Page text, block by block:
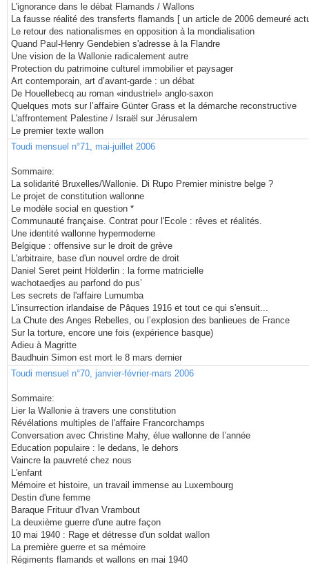
L'ignorance dans le débat Flamands / Wallons
La fausse réalité des transferts flamands [ un article de 2006 demeuré
Le retour des nationalismes en opposition à la mondialisation
Quand Paul-Henry Gendebien s'adresse à la Flandre
Une vision de la Wallonie radicalement autre
Protection du patrimoine culturel immobilier et paysager
Art contemporain, art d’avant-garde : un débat
De Houellebecq au roman «industriel» anglo-saxon
Quelques mots sur l’affaire Günter Grass et la démarche reconstructive
L'affrontement Palestine / Israël sur Jérusalem
Le premier texte wallon
Toudi mensuel n°71, mai-juillet 2006
Sommaire:
La solidarité Bruxelles/Wallonie. Di Rupo Premier ministre belge ?
Le projet de constitution wallonne
Le modèle social en question *
Communauté française. Contrat pour l'Ecole : rêves et réalités.
Une identité wallonne hypermoderne
Belgique : offensive sur le droit de grève
L'arbitraire, base d'un nouvel ordre de droit
Daniel Seret peint Hölderlin : la forme matricielle
wachotaedjes au parfond do pus’
Les secrets de l'affaire Lumumba
L'insurrection irlandaise de Pâques 1916 et tout ce qui s'ensuit...
La Chute des Anges Rebelles, ou l’explosion des banlieues de France
Sur la torture, encore une fois (expérience basque)
Adieu à Magritte
Baudhuin Simon est mort le 8 mars dernier
Toudi mensuel n°70, janvier-février-mars 2006
Sommaire:
Lier la Wallonie à travers une constitution
Révélations multiples de l'affaire Francorchamps
Conversation avec Christine Mahy, élue wallonne de l’année
Education populaire : le dedans, le dehors
Vaincre la pauvreté chez nous
L'enfant
Mémoire et histoire, un travail immense au Luxembourg
Destin d'une femme
Baraque Frituur d'Ivan Vrambout
La deuxième guerre d'une autre façon
10 mai 1940 : Rage et détresse d'un soldat wallon
La première guerre et sa mémoire
Régiments flamands et wallons en mai 1940